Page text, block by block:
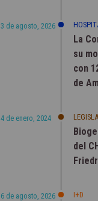
3 de agosto, 2026
La
su
con
de
4 de enero, 2024
del
6 de agosto, 2026 I+D